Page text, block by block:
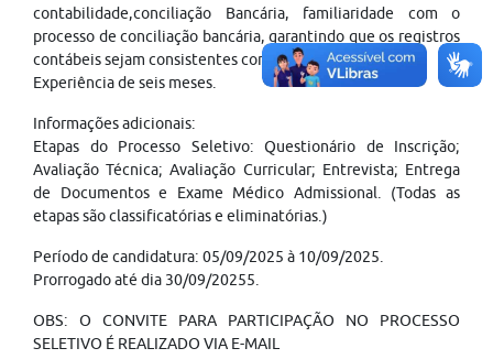
contabilidade,conciliação Bancária, familiaridade com o
processo de conciliação bancária, garantindo que os registros
contábeis sejam consistentes com os extratos bancários.
Experiência de seis meses.
Informações adicionais:
Etapas do Processo Seletivo: Questionário de Inscrição;
Avaliação Técnica; Avaliação Curricular; Entrevista; Entrega
de Documentos e Exame Médico Admissional. (Todas as
etapas são classificatórias e eliminatórias.)
Período de candidatura: 05/09/2025 à 10/09/2025.
Prorrogado até dia 30/09/20255.
OBS: O CONVITE PARA PARTICIPAÇÃO NO PROCESSO
SELETIVO É REALIZADO VIA E-MAIL